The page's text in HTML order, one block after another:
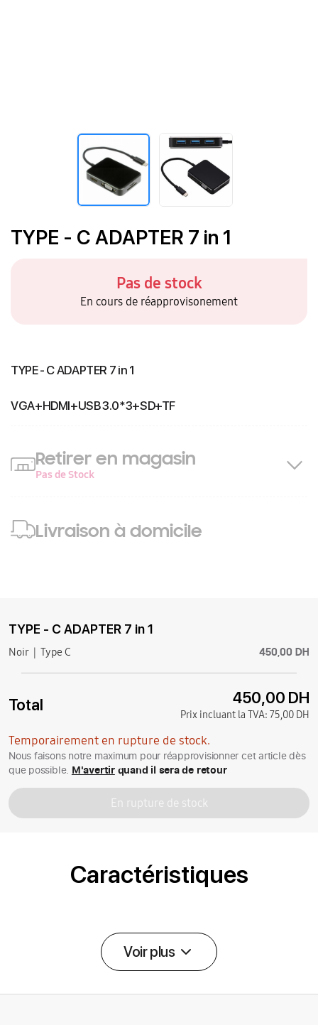
TYPE - C ADAPTER 7 in 1
Pas de stock
En cours de réapprovisonement
TYPE - C ADAPTER 7 in 1
VGA+HDMI+USB 3.0*3+SD+TF
Retirer en magasin
Pas de Stock
Livraison à domicile
TYPE - C ADAPTER 7 in 1
Noir Type C 450,00 DH
Total 450,00 DH
Prix incluant la TVA: 75,00 DH
Temporairement en rupture de stock.
Nous faisons notre maximum pour réapprovisionner cet article dès
que possible. M'avertirquand il sera de retour
En rupture de stock
Caractéristiques
Voir plus